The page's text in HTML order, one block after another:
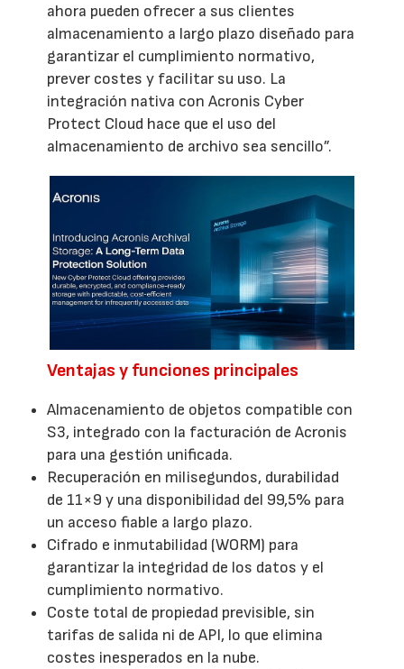
ahora pueden ofrecer a sus clientes
almacenamiento a largo plazo diseñado para
garantizar el cumplimiento normativo,
prever costes y facilitar su uso. La
integración nativa con Acronis Cyber
Protect Cloud hace que el uso del
almacenamiento de archivo sea sencillo”.
Ventajas y funciones principales
Almacenamiento de objetos compatible con
S3, integrado con la facturación de Acronis
para una gestión unificada.
Recuperación en milisegundos, durabilidad
de 11×9 y una disponibilidad del 99,5% para
un acceso fiable a largo plazo.
Cifrado e inmutabilidad (WORM) para
garantizar la integridad de los datos y el
cumplimiento normativo.
Coste total de propiedad previsible, sin
tarifas de salida ni de API, lo que elimina
costes inesperados en la nube.